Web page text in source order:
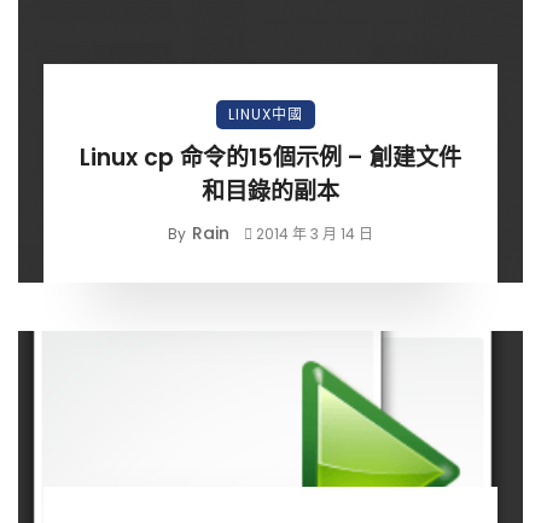
LINUX中國
Linux cp 命令的15個示例 – 創建文件
和目錄的副本
By Rain 2014 年 3 月 14 日